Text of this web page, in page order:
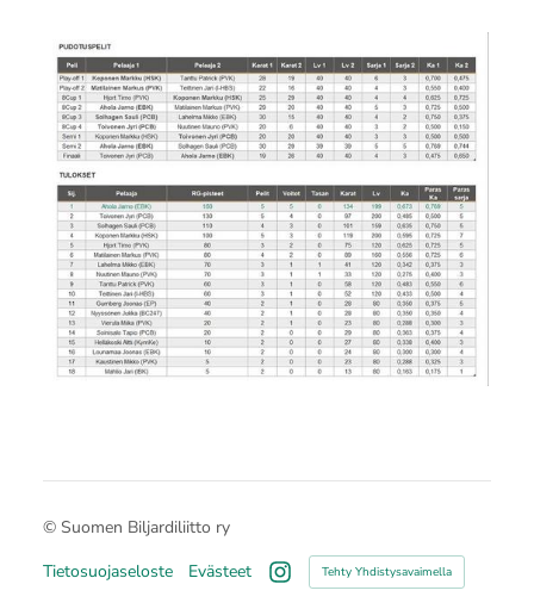
© Suomen Biljardiliitto ry
Tietosuojaseloste
Evästeet
Instagram
Tehty Yhdistysavaimella